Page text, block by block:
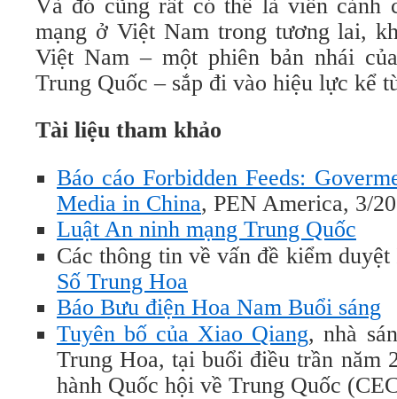
Và đó cũng rất có thể là viễn cảnh
mạng ở Việt Nam trong tương lai,
Việt Nam – một phiên bản nhái
Trung Quốc – sắp đi vào hiệu lực kể
Tài liệu tham khảo
Báo cáo Forbidden Feeds:
Media in China, PEN America, 3/
Luật An ninh mạng Trung Quốc
Các thông tin về vấn đề kiểm
Số Trung Hoa
Báo Bưu điện Hoa Nam Buổi sáng
Tuyên bố của Xiao Qiang, nhà
Trung Hoa, tại buổi điều trần năm
hành Quốc hội về Trung Quốc